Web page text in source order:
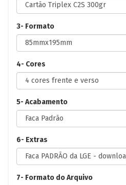
3- Formato
4- Cores
5- Acabamento
6- Extras
7- Formato do Arquivo